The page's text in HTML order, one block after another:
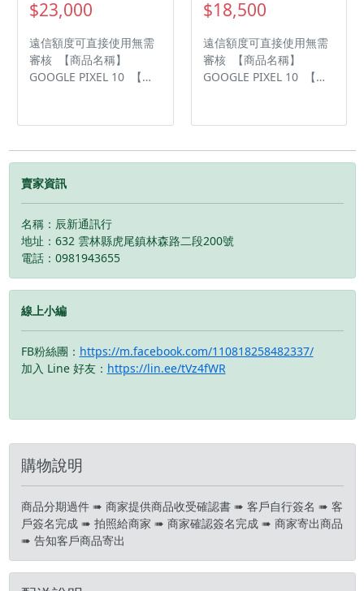
6339809 在地經營12年店
6339809 在地經營12年店
$23,000
遠信額度可直接使用無需
審核 【商品名稱】
GOOGLE PIXEL 10 【容
都歡迎洽群官方LINE：
內，如商品有問題，請盡
速向我們告知並且協助處
• 店家擁有隨時修改、變
更、暫停活動之權利 下單
前請先私訊和加LINE來幫
您安排快速審核及回報審
ID:@kjg6280d 大呼小叫
辰通訊行 雲林縣虎尾鎮林
森路二段200號 電話:05-
6339809 在地經營12年店
$18,500
遠信額度可直接使用無需
審核 【商品名稱】
GOOGLE PIXEL 10 【容
都歡迎洽群官方LINE：
內，如商品有問題，請盡
更、暫停活動之權利 下單
您安排快速審核及回報審
辰通訊行 雲林縣虎尾鎮林
森路二段200號 電話:05-
6339809 在地經營12年店
賣家資訊
名稱：辰新通訊行
地址：632 雲林縣虎尾鎮林森路二段200號
電話：0981943655
線上小編
FB粉絲團： https://m.facebook.com/110818258482337/
加入 Line 好友： https://lin.ee/tVz4fWR
購物說明
商品分期過件 ➠ 商家提供商品收受確認書 ➠ 客戶自行簽名 ➠ 客
戶簽名完成 ➠ 拍照給商家 ➠ 商家確認簽名完成 ➠ 商家寄出商品
➠ 告知客戶商品寄出